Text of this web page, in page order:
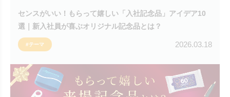
センスがいい！もらって嬉しい「入社記念品」アイデア10
選｜新入社員が喜ぶオリジナル記念品とは？
#テーマ 2026.03.18